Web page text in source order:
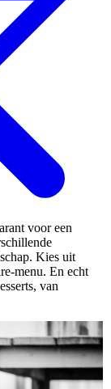
voor een
Kies uit
menu. En echt
van